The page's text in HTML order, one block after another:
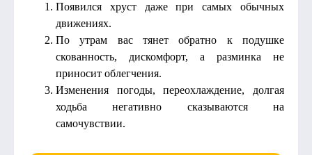
Появился хруст даже при самых обычных
движениях.
По утрам вас тянет обратно к подушке
скованность, дискомфорт, а разминка не
приносит облегчения.
Изменения погоды, переохлаждение, долгая
ходьба негативно сказываются на
самочувствии.